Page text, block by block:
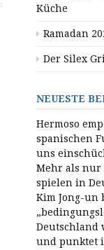
Küche
Ramadan
Der Silex
NEUESTE
Hermoso
spanischen
uns
Mehr als nur
spielen in
Kim Jong-un
Deutschland
und punktet